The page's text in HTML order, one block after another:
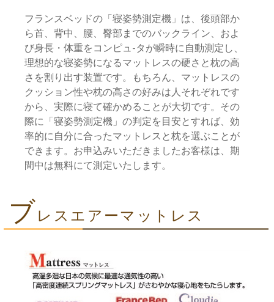
フランスベッドの「寝姿勢測定機」は、後頭部か
ら首、背中、腰、臀部までのバックライン、およ
び身長・体重をコンピュ-タが瞬時に自動測定し、
理想的な寝姿勢になるマットレスの硬さと枕の高
さを割り出す装置です。もちろん、マットレスの
クッション性や枕の高さの好みは人それぞれです
から、実際に寝て確かめることが大切です。その
際に「寝姿勢測定機」の判定を目安とすれば、効
率的に自分に合ったマットレスと枕を選ぶことが
できます。お申込みいただきましたお客様は、期
間中は無料にて測定いたします。
ブ レスエアーマットレス